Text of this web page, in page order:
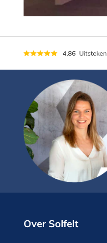
Over Solfelt